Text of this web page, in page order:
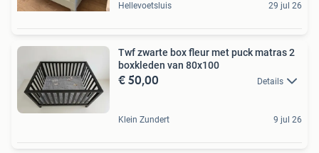
Hellevoetsluis 29 jul 26
Twf zwarte box fleur met puck matras 2
boxkleden van 80x100
€ 50,00 Details
Klein Zundert 9 jul 26